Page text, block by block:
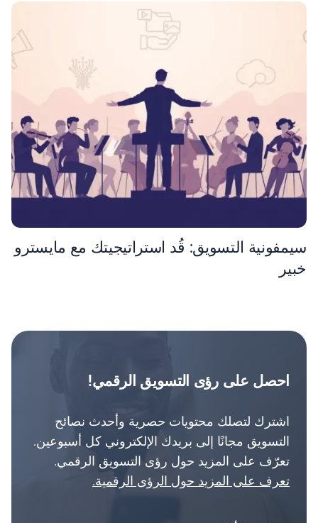
سيمفونية التسويق: قُد استراتيجيتك مع مايسترو
خبير
احصل على رؤى التسويق الرقمي!
اشترك لتصلك محتويات حصرية وأحدث نصائح
التسويق مجانًا إلى بريدك الإلكتروني كل أسبوعين.
تعرّف على المزيد حول رؤى التسويق الرقمي.
تعرف على المزيد حول الرؤى الرقمية.